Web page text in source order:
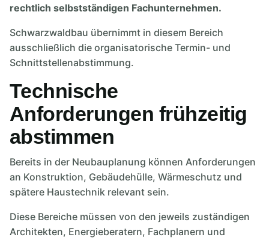
rechtlich selbstständigen Fachunternehmen.
Schwarzwaldbau übernimmt in diesem Bereich
ausschließlich die organisatorische Termin- und
Schnittstellenabstimmung.
Technische
Anforderungen frühzeitig
abstimmen
Bereits in der Neubauplanung können Anforderungen
an Konstruktion, Gebäudehülle, Wärmeschutz und
spätere Haustechnik relevant sein.
Diese Bereiche müssen von den jeweils zuständigen
Architekten, Energieberatern, Fachplanern und